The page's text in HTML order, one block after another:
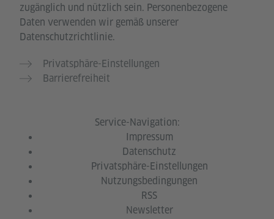
zugänglich und nützlich sein. Personenbezogene
Daten verwenden wir gemäß unserer
Datenschutzrichtlinie.
Privatsphäre-Einstellungen
Barrierefreiheit
Service-Navigation:
Impressum
Datenschutz
Privatsphäre-Einstellungen
Nutzungsbedingungen
RSS
Newsletter